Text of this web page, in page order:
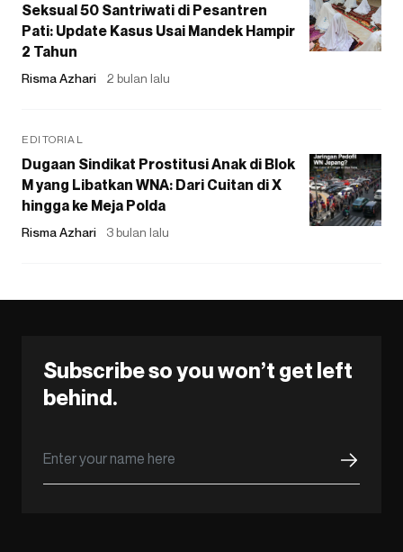
Seksual 50 Santriwati di Pesantren
Pati: Update Kasus Usai Mandek Hampir
2 Tahun
Risma Azhari 2 bulan lalu
EDITORIAL
Dugaan Sindikat Prostitusi Anak di Blok
M yang Libatkan WNA: Dari Cuitan di X
hingga ke Meja Polda
Risma Azhari 3 bulan lalu
Subscribe so you won’t get left
behind.